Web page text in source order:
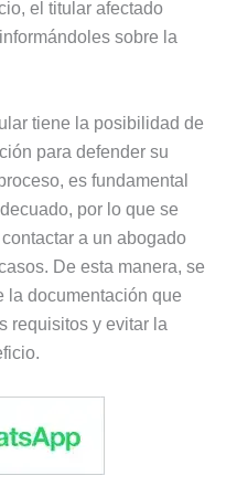
el titular afectado
sobre la
tiene la posibilidad de
para defender su
es fundamental
por lo que se
a un abogado
De esta manera, se
la documentación que
requisitos y evitar la